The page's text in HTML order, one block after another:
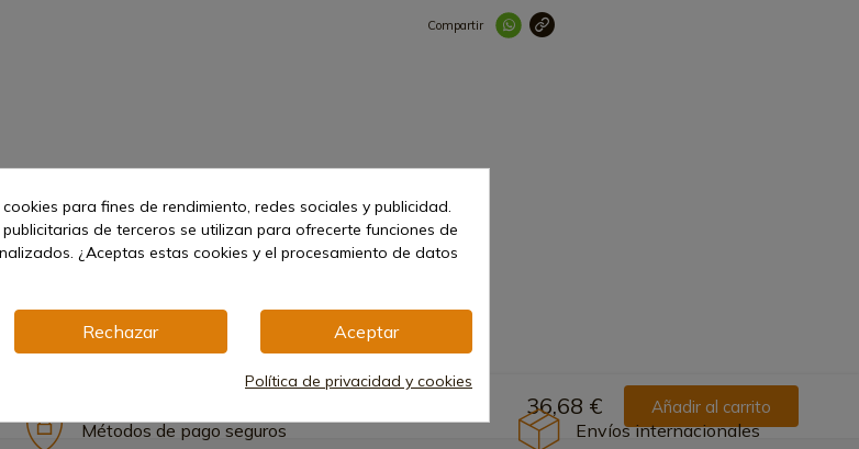
Compartir
Seguro Pistón
36,68 € Añadir al carrito
Métodos de pago seguros Envíos internacionales
para fines de rendimiento, redes sociales y publicidad.
de terceros se utilizan para ofrecerte funciones de
¿Aceptas estas cookies y el procesamiento de datos
Rechazar Aceptar
Política de privacidad y cookies